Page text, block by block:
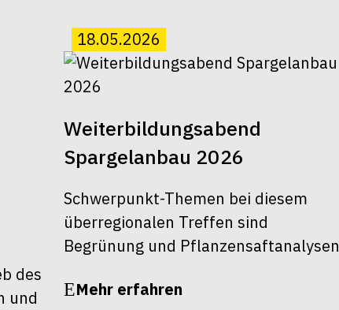
des
und
18.05.2026
Weiterbildungsabend
Spargelanbau 2026
Schwerpunkt-Themen bei diesem
überregionalen Treffen sind
Begrünung und Pflanzensaftanalysen
Mehr erfahren